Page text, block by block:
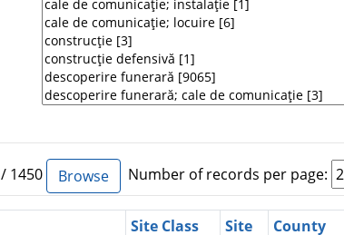
/ 1450 Number of records per page:
Site Class
Site
County